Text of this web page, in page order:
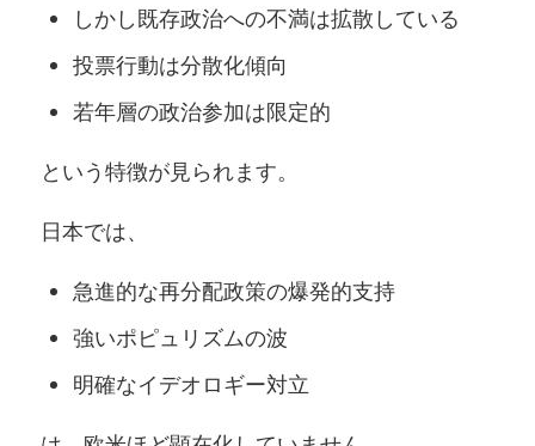
しかし既存政治への不満は拡散している
投票行動は分散化傾向
若年層の政治参加は限定的
という特徴が見られます。
日本では、
急進的な再分配政策の爆発的支持
強いポピュリズムの波
明確なイデオロギー対立